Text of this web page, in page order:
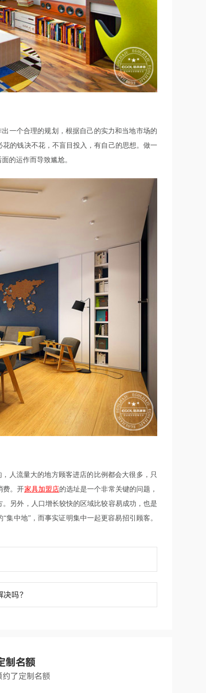
一个合理的规划，根据自己的实力和当地市场的
的钱决不花，不盲目投入，有自己的思想。做一
的运作而导致尴尬。
人流量大的地方顾客进店的比例都会大很多，只
费。开家具加盟店的选址是一个非常关键的问题，
另外，人口增长较快的区域比较容易成功，也是
中地”，而事实证明集中一起更容易招引顾客。
吗？
制名额
了定制名额